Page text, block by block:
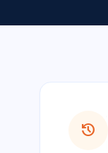
history